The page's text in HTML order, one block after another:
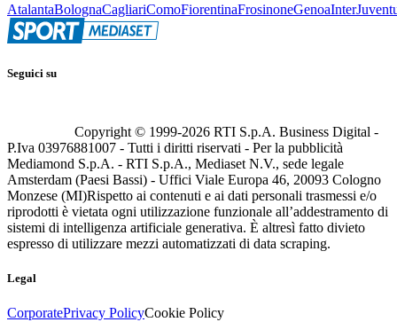
AtalantaBolognaCagliariComoFiorentinaFrosinoneGenoaInter
Seguici su
Copyright © 1999-2026 RTI S.p.A. Business Digital -
P.Iva 03976881007 - Tutti i diritti riservati - Per la pubblicità
Mediamond S.p.A. - RTI S.p.A., Mediaset N.V., sede legale
Amsterdam (Paesi Bassi) - Uffici Viale Europa 46, 20093 Cologno
Monzese (MI)Rispetto ai contenuti e ai dati personali trasmessi e/o
riprodotti è vietata ogni utilizzazione funzionale all’addestramento di
sistemi di intelligenza artificiale generativa. È altresì fatto divieto
espresso di utilizzare mezzi automatizzati di data scraping.
Legal
CorporatePrivacy PolicyCookie Policy